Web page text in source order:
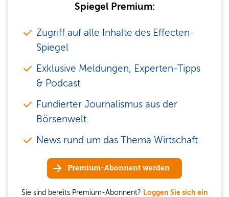
Spiegel Premium:
Zugriff auf alle Inhalte des Effecten-
Spiegel
Exklusive Meldungen, Experten-Tipps
& Podcast
Fundierter Journalismus aus der
Börsenwelt
News rund um das Thema Wirtschaft
Premium-Abonnent werden
Sie sind bereits Premium-Abonnent? Loggen Sie sich ein